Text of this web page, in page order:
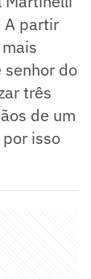
A partir
senhor do
três
de um
isso